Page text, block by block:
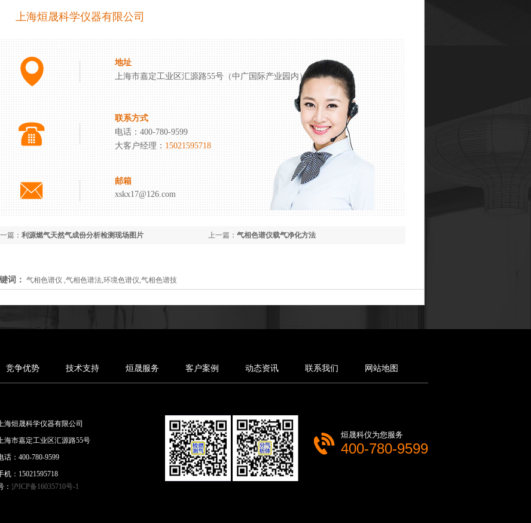
上海烜晟科学仪器有限公司
地址
上海市嘉定工业区汇源路55号（中广国际产业园内）
联系方式
电话：400-780-9599
大客户经理： 15021595718
邮箱
xskx17@126.com
上一篇： 气相色谱仪载气净化方法
篇： 利源燃气天然气成份分析检测现场图片
词： 气相色谱仪 ,气相色谱法,环境色谱仪,气相色谱技
竞争优势 技术支持 烜晟服务 客户案例 动态资讯 联系我们 网站地图
海烜晟科学仪器有限公司
海市嘉定工业区汇源路55号
话：400-780-9599
机：15021595718
： 沪ICP备16035710号-1
烜晟科仪为您服务
400-780-9599